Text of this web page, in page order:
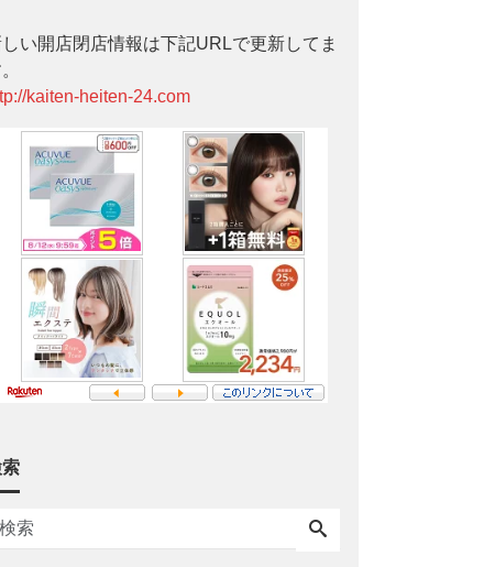
しい開店閉店情報は下記URLで更新してま
kaiten-heiten-24.com